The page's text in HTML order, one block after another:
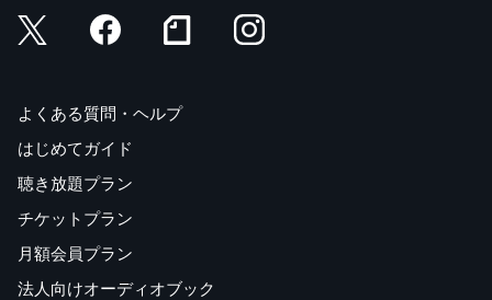
よくある質問・ヘルプ
はじめてガイド
聴き放題プラン
チケットプラン
月額会員プラン
法人向けオーディオブック